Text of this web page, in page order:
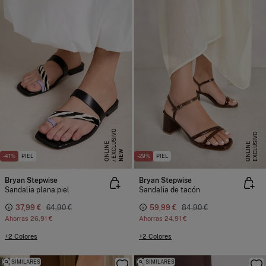
-41% PIEL NEW
E
X
C
L
US
I
V
O
O
N
L
I
N
E
Bryan Stepwise
Sandalia plana piel
37,99 € 64,90 €
Ahorras 26,91 €
+2 Colores
-29% PIEL E
X
C
L
U
SI
V
O
O
N
L
I
N
E
Bryan Stepwise
Sandalia de tacón
59,99 € 84,90 €
Ahorras 24,91 €
+2 Colores
SIMILARES SIMILARES